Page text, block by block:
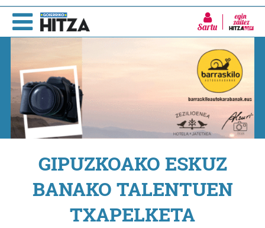
Sartu
GIPUZKOAKO ESKUZ
BANAKO TALENTUEN
TXAPELKETA